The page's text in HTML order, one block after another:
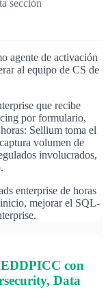
sección
agente de activación
al equipo de CS de
que recibe
por formulario,
Sellium toma el
volumen de
involucrados,
enterprise de horas
mejorar el SQL-
con
Data